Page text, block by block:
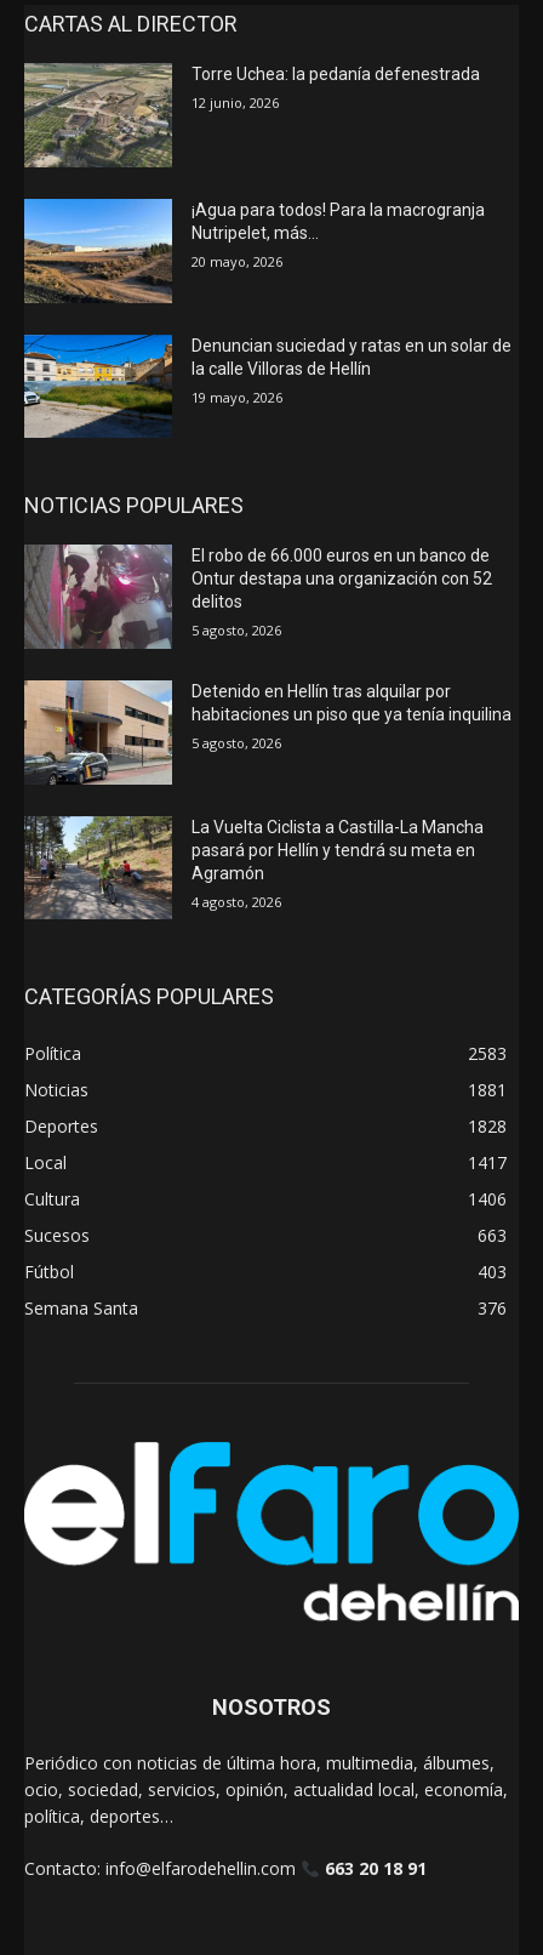
CARTAS AL DIRECTOR
Torre Uchea: la pedanía defenestrada
12 junio, 2026
¡Agua para todos! Para la macrogranja
Nutripelet, más…
20 mayo, 2026
Denuncian suciedad y ratas en un solar de
la calle Villoras de Hellín
19 mayo, 2026
NOTICIAS POPULARES
El robo de 66.000 euros en un banco de
Ontur destapa una organización con 52
delitos
5 agosto, 2026
Detenido en Hellín tras alquilar por
habitaciones un piso que ya tenía inquilina
5 agosto, 2026
La Vuelta Ciclista a Castilla-La Mancha
pasará por Hellín y tendrá su meta en
Agramón
4 agosto, 2026
CATEGORÍAS POPULARES
Política
2583
Noticias
1881
Deportes
1828
Local
1417
Cultura
1406
Sucesos
663
Fútbol
403
Semana Santa
376
NOSOTROS
Periódico con noticias de última hora, multimedia, álbumes,
ocio, sociedad, servicios, opinión, actualidad local, economía,
política, deportes…
Contacto: info@elfarodehellin.com 663 20 18 91